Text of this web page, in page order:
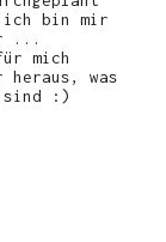
ich bin mir
...
mich
heraus, was
sind :)